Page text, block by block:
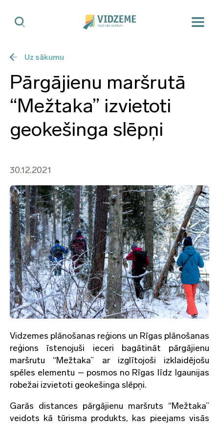
Uz sākumu
Pārgājienu maršrutā
“Mežtaka” izvietoti
geokešinga slēpņi
30.12.2021
Vidzemes plānošanas reģions un Rīgas plānošanas
reģions īstenojuši ieceri bagātināt pārgājienu
maršrutu “Mežtaka” ar izglītojoši izklaidējošu
spēles elementu – posmos no Rīgas līdz Igaunijas
robežai izvietoti geokešinga slēpņi.
Garās distances pārgājienu maršruts “Mežtaka”
veidots kā tūrisma produkts, kas pieejams visās